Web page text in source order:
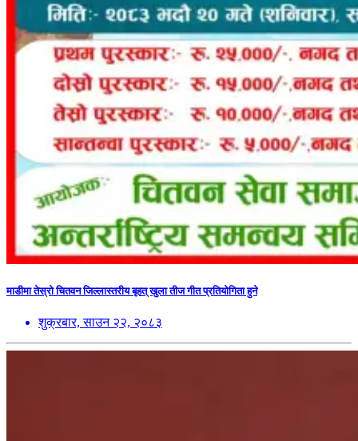
माडीमा तेस्रो चितवन जिल्लास्तरीय बृहत् खुला तीज गीत प्रतियोगिता हुने
शुक्रबार, साउन २२, २०८३